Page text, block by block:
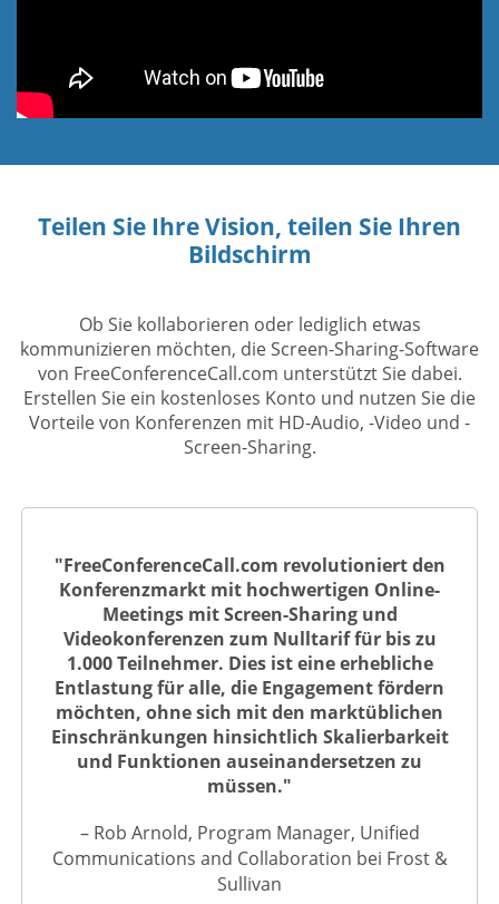
Teilen Sie Ihre Vision, teilen Sie Ihren
Bildschirm
Ob Sie kollaborieren oder lediglich etwas
kommunizieren möchten, die Screen-Sharing-Software
von FreeConferenceCall.com unterstützt Sie dabei.
Erstellen Sie ein kostenloses Konto und nutzen Sie die
Vorteile von Konferenzen mit HD-Audio, -Video und -
Screen-Sharing.
"FreeConferenceCall.com revolutioniert den
Konferenzmarkt mit hochwertigen Online-
Meetings mit Screen-Sharing und
Videokonferenzen zum Nulltarif für bis zu
1.000 Teilnehmer. Dies ist eine erhebliche
Entlastung für alle, die Engagement fördern
möchten, ohne sich mit den marktüblichen
Einschränkungen hinsichtlich Skalierbarkeit
und Funktionen auseinandersetzen zu
müssen."
– Rob Arnold, Program Manager, Unified
Communications and Collaboration bei Frost &
Sullivan